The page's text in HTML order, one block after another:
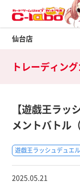
仙台店
Twitter
トレーディン
【遊戯王ラッ
メントバトル
遊戯王ラッシュデュエル
2025.05.21